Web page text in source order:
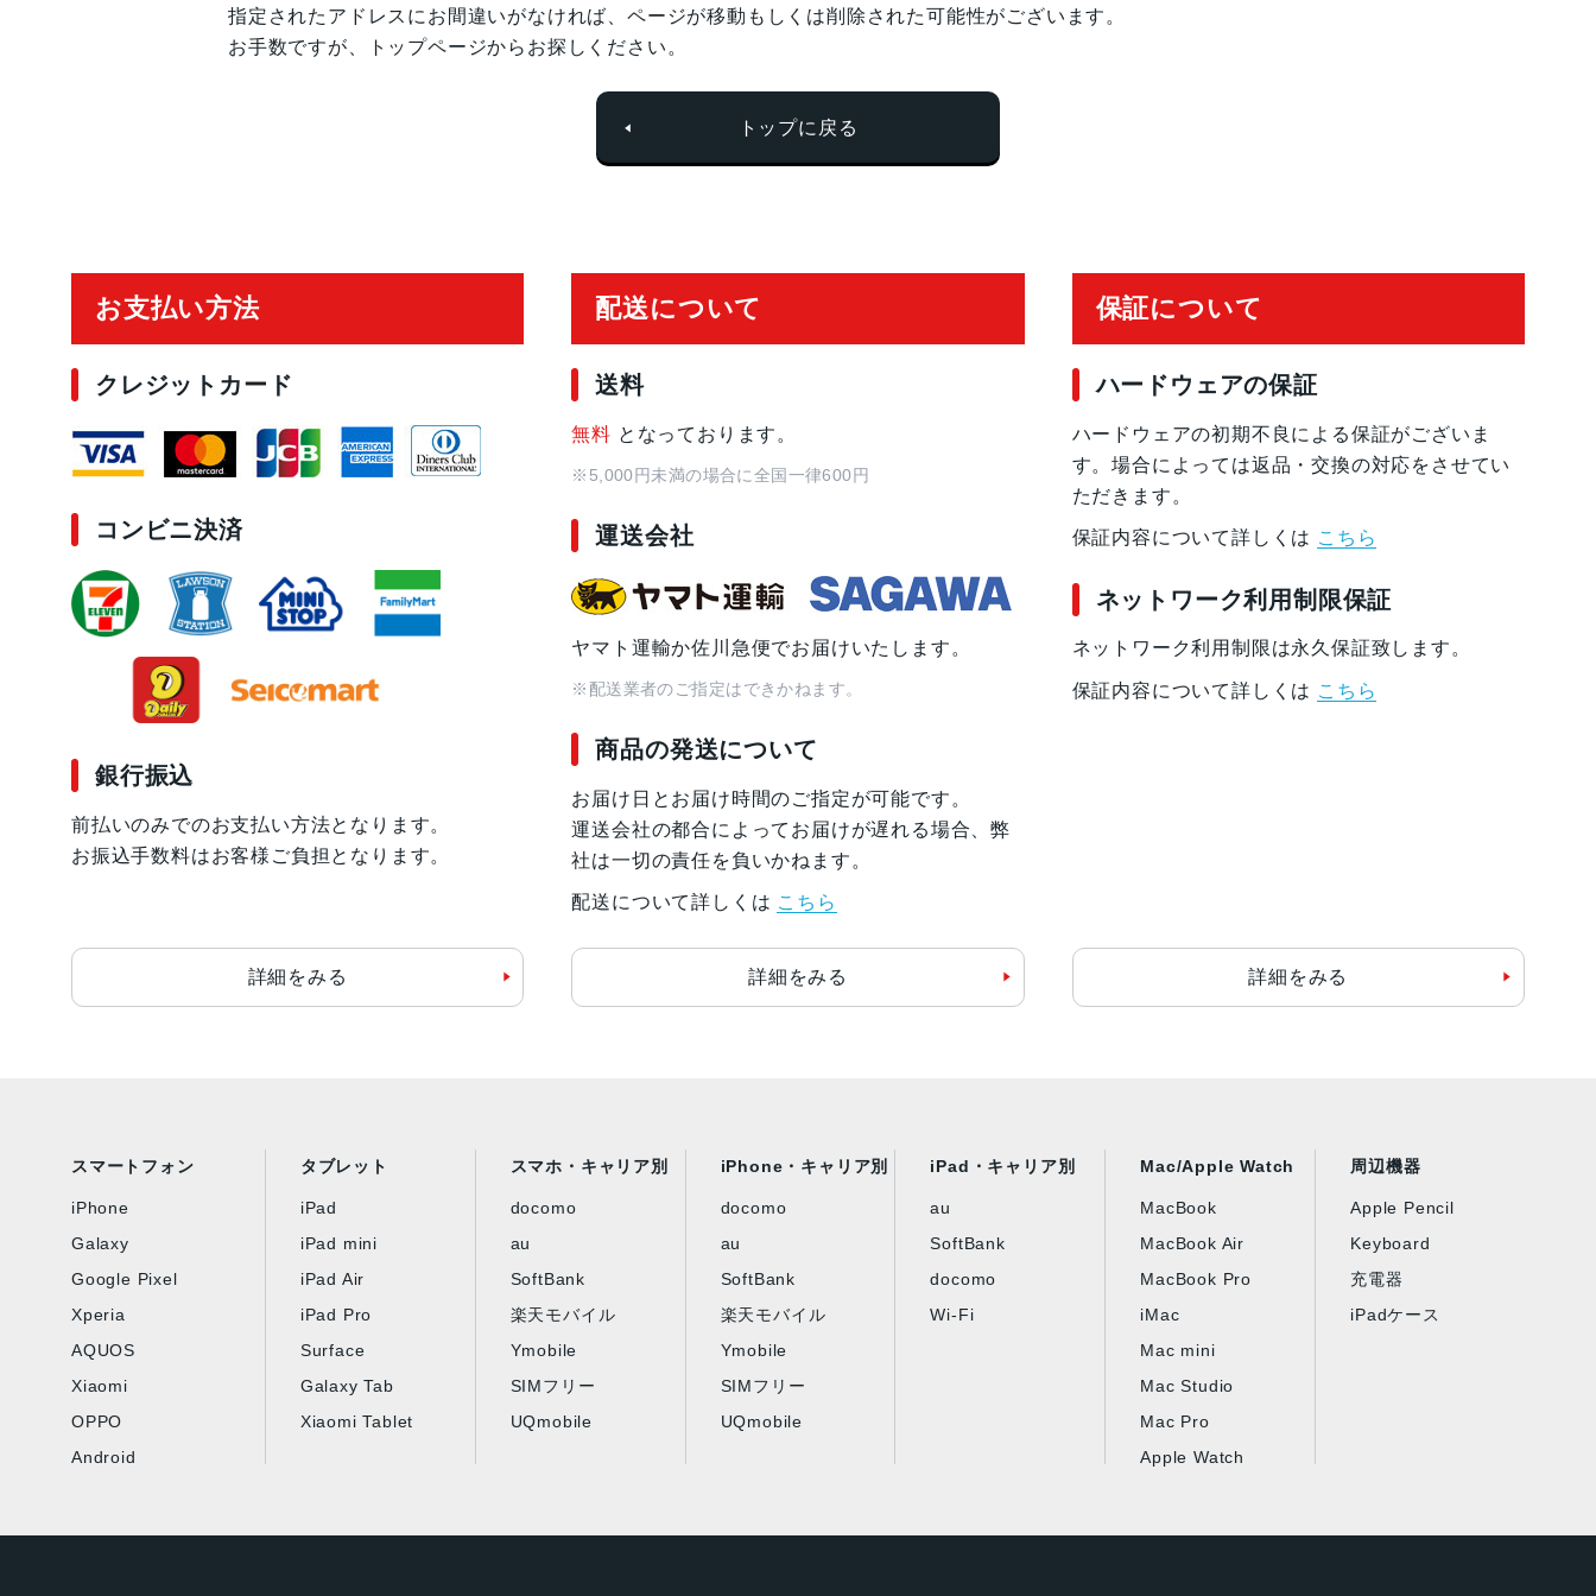
指定されたアドレスにお間違いがなければ、ページが移動もしくは削除された可能性がございます。
お手数ですが、トップページからお探しください。
トップに戻る
お支払い方法
クレジットカード
コンビニ決済
銀行振込
前払いのみでのお支払い方法となります。
お振込手数料はお客様ご負担となります。
詳細をみる
配送について
送料
無料 となっております。
※5,000円未満の場合に全国一律600円
運送会社
ヤマト運輸か佐川急便でお届けいたします。
※配送業者のご指定はできかねます。
商品の発送について
お届け日とお届け時間のご指定が可能です。
運送会社の都合によってお届けが遅れる場合、弊
社は一切の責任を負いかねます。
配送について詳しくは こちら
詳細をみる
保証について
ハードウェアの保証
ハードウェアの初期不良による保証がございま
す。場合によっては返品・交換の対応をさせてい
ただきます。
保証内容について詳しくは こちら
ネットワーク利用制限保証
ネットワーク利用制限は永久保証致します。
保証内容について詳しくは こちら
詳細をみる
スマートフォン
iPhone
Galaxy
Google Pixel
Xperia
AQUOS
Xiaomi
OPPO
Android
タブレット
iPad
iPad mini
iPad Air
iPad Pro
Surface
Galaxy Tab
Xiaomi Tablet
スマホ・キャリア別
docomo
au
SoftBank
楽天モバイル
Ymobile
SIMフリー
UQmobile
iPhone・キャリア別
docomo
au
SoftBank
楽天モバイル
Ymobile
SIMフリー
UQmobile
iPad・キャリア別
au
SoftBank
docomo
Wi-Fi
Mac/Apple Watch
MacBook
MacBook Air
MacBook Pro
iMac
Mac mini
Mac Studio
Mac Pro
Apple Watch
周辺機器
Apple Pencil
Keyboard
充電器
iPadケース